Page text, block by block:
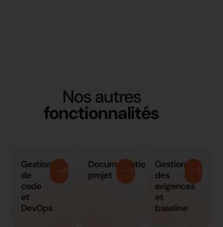
Nos autres
fonctionnalités
Gestion
de
code
et
DevOps
Documentation
projet
Gestion
des
exigences
et
baseline